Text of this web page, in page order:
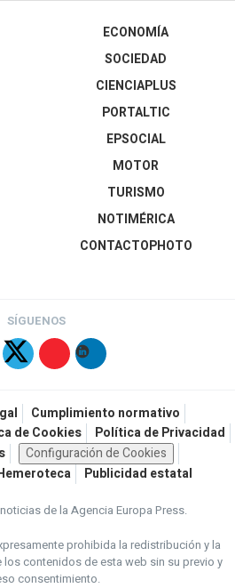
ECONOMÍA
SOCIEDAD
CIENCIAPLUS
PORTALTIC
EPSOCIAL
MOTOR
TURISMO
NOTIMÉRICA
CONTACTOPHOTO
SÍGUENOS
Cumplimiento normativo
de Cookies
Política de Privacidad
Configuración de Cookies
Publicidad estatal
de la Agencia Europa Press.
prohibida la redistribución y la
contenidos de esta web sin su previo y
consentimiento.